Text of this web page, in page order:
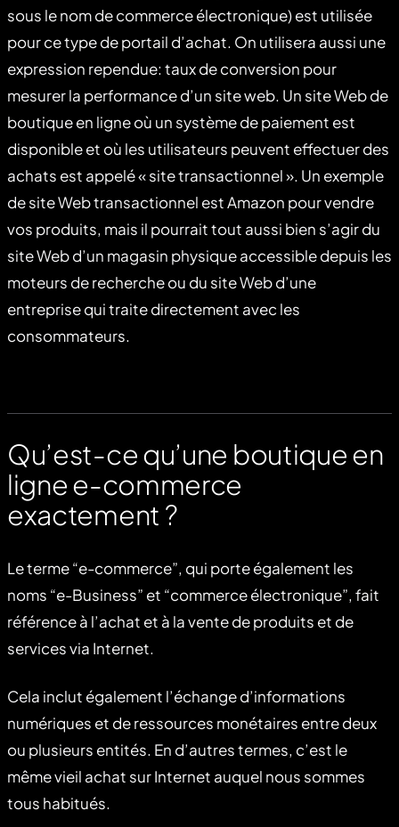
sous le nom de commerce électronique) est utilisée
pour ce type de portail d’achat. On utilisera aussi une
expression rependue: taux de conversion pour
mesurer la performance d’un site web. Un site Web de
boutique en ligne où un système de paiement est
disponible et où les utilisateurs peuvent effectuer des
achats est appelé « site transactionnel ». Un exemple
de site Web transactionnel est Amazon pour vendre
vos produits, mais il pourrait tout aussi bien s’agir du
site Web d’un magasin physique accessible depuis les
moteurs de recherche ou du site Web d’une
entreprise qui traite directement avec les
consommateurs.
Qu’est-ce qu’une boutique en
ligne e-commerce
exactement ?
Le terme “e-commerce”, qui porte également les
noms “e-Business” et “commerce électronique”, fait
référence à l’achat et à la vente de produits et de
services via Internet.
Cela inclut également l’échange d’informations
numériques et de ressources monétaires entre deux
ou plusieurs entités. En d’autres termes, c’est le
même vieil achat sur Internet auquel nous sommes
tous habitués.